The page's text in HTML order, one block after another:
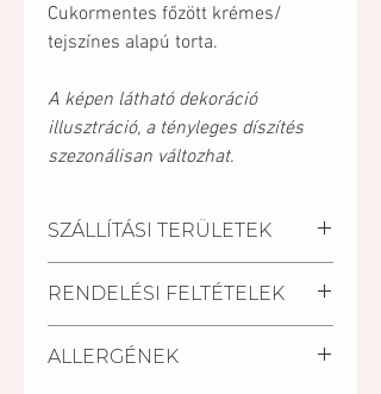
Cukormentes főzött krémes/
tejszínes alapú torta.
A képen látható dekoráció
illusztráció, a tényleges díszítés
szezonálisan változhat.
SZÁLLÍTÁSI TERÜLETEK
Pécs, Kozármisleny, Keszü,
Pellérd, Nagykozár
Személyes átvétel:
RENDELÉSI FELTÉTELEK
megrendelés beérkezésétől
ALLERGÉNEK